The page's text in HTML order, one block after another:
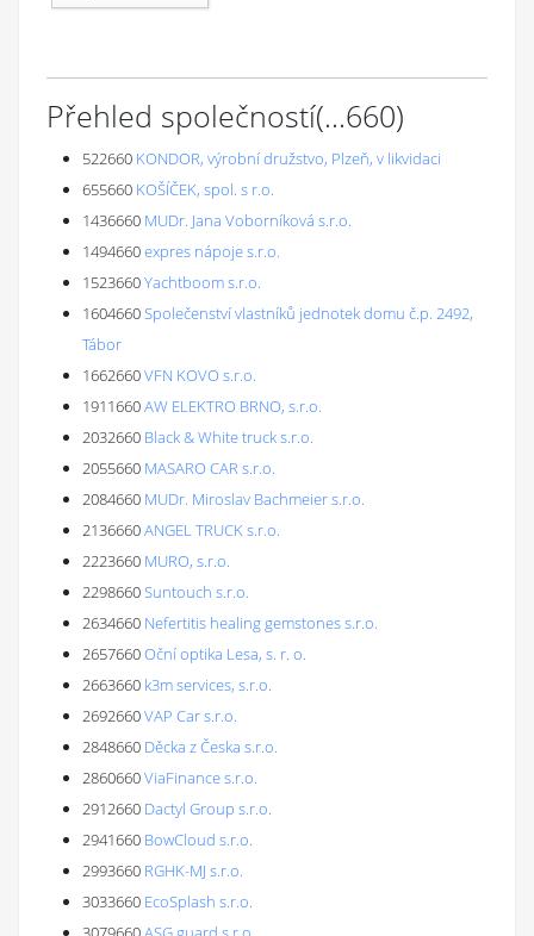
Přehled společností(...660)
522660 KONDOR, výrobní družstvo, Plzeň, v likvidaci
655660 KOŠÍČEK, spol. s r.o.
1436660 MUDr. Jana Voborníková s.r.o.
1494660expres nápoje s.r.o.
1523660Yachtboom s.r.o.
1604660Společenství vlastníků jednotek domu č.p. 2492,
Tábor
1662660VFN KOVO s.r.o.
1911660AW ELEKTRO BRNO, s.r.o.
2032660 Black & White truck s.r.o.
2055660 MASARO CAR s.r.o.
2084660 MUDr. Miroslav Bachmeier s.r.o.
2136660ANGEL TRUCK s.r.o.
2223660 MURO, s.r.o.
2298660Suntouch s.r.o.
2634660 Nefertitis healing gemstones s.r.o.
2657660Oční optika Lesa, s. r. o.
2663660 k3m services, s.r.o.
2692660VAP Car s.r.o.
2848660 Děcka z Česka s.r.o.
2860660ViaFinance s.r.o.
2912660 Dactyl Group s.r.o.
2941660 BowCloud s.r.o.
2993660 RGHK-MJ s.r.o.
3033660 EcoSplash s.r.o.